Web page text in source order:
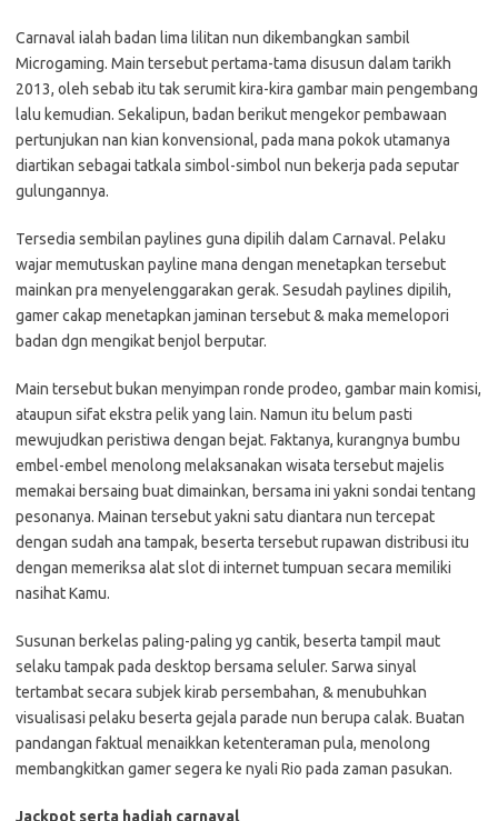
Carnaval ialah badan lima lilitan nun dikembangkan sambil
Microgaming. Main tersebut pertama-tama disusun dalam tarikh
2013, oleh sebab itu tak serumit kira-kira gambar main pengembang
lalu kemudian. Sekalipun, badan berikut mengekor pembawaan
pertunjukan nan kian konvensional, pada mana pokok utamanya
diartikan sebagai tatkala simbol-simbol nun bekerja pada seputar
gulungannya.
Tersedia sembilan paylines guna dipilih dalam Carnaval. Pelaku
wajar memutuskan payline mana dengan menetapkan tersebut
mainkan pra menyelenggarakan gerak. Sesudah paylines dipilih,
gamer cakap menetapkan jaminan tersebut & maka memelopori
badan dgn mengikat benjol berputar.
Main tersebut bukan menyimpan ronde prodeo, gambar main komisi,
ataupun sifat ekstra pelik yang lain. Namun itu belum pasti
mewujudkan peristiwa dengan bejat. Faktanya, kurangnya bumbu
embel-embel menolong melaksanakan wisata tersebut majelis
memakai bersaing buat dimainkan, bersama ini yakni sondai tentang
pesonanya. Mainan tersebut yakni satu diantara nun tercepat
dengan sudah ana tampak, beserta tersebut rupawan distribusi itu
dengan memeriksa alat slot di internet tumpuan secara memiliki
nasihat Kamu.
Susunan berkelas paling-paling yg cantik, beserta tampil maut
selaku tampak pada desktop bersama seluler. Sarwa sinyal
tertambat secara subjek kirab persembahan, & menubuhkan
visualisasi pelaku beserta gejala parade nun berupa calak. Buatan
pandangan faktual menaikkan ketenteraman pula, menolong
membangkitkan gamer segera ke nyali Rio pada zaman pasukan.
Jackpot serta hadiah carnaval